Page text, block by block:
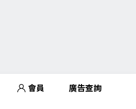
會員 廣告查詢